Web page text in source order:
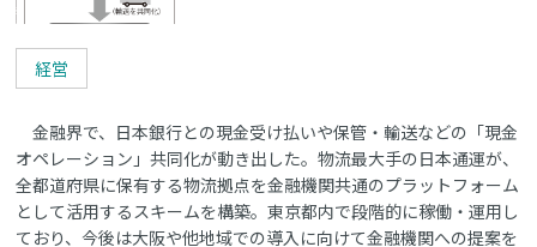
経営
金融界で、日本銀行との現金受け払いや保管・輸送などの「現金
オペレーション」共同化が動き出した。物流最大手の日本通運が、
全都道府県に保有する物流拠点を金融機関共通のプラットフォーム
として活用するスキームを構築。東京都内で段階的に稼働・運用し
ており、今後は大阪や他地域での導入に向けて金融機関への提案を